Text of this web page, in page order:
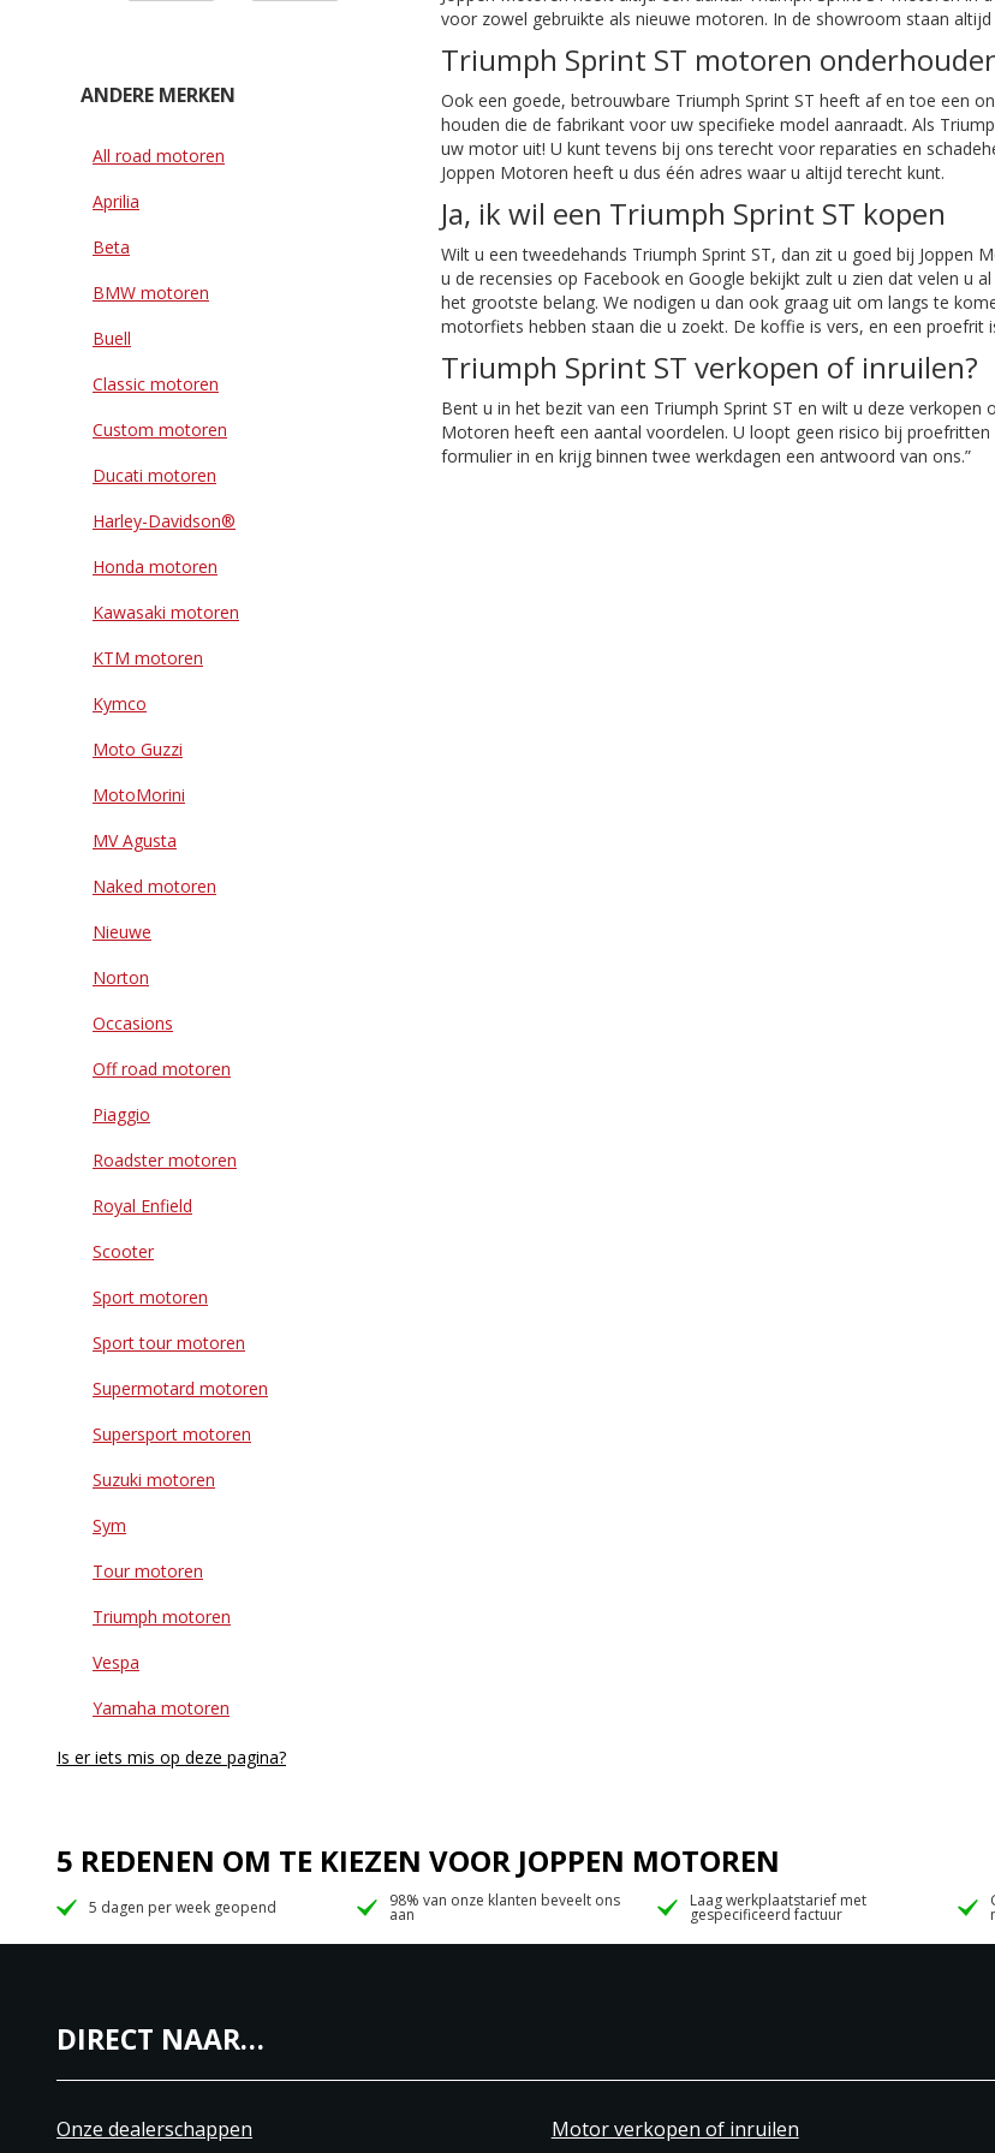
voor zowel gebruikte als nieuwe motoren. In de showroom staan
Triumph Sprint ST motoren
Ook een goede, betrouwbare Triumph Sprint ST heeft af en toe een
houden die de fabrikant voor uw specifieke model aanraadt. Als
uw motor uit! U kunt tevens bij ons terecht voor reparaties en
Joppen Motoren heeft u dus één adres waar u altijd terecht kunt.
Ja, ik wil een Triumph Sprint ST kopen
Wilt u een tweedehands Triumph Sprint ST, dan zit u goed bij
u de recensies op Facebook en Google bekijkt zult u zien dat velen u
het grootste belang. We nodigen u dan ook graag uit om langs te
motorfiets hebben staan die u zoekt. De koffie is vers, en een proefrit
Triumph Sprint ST verkopen of inruilen?
Bent u in het bezit van een Triumph Sprint ST en wilt u deze
Motoren heeft een aantal voordelen. U loopt geen risico bij
formulier in en krijg binnen twee werkdagen een antwoord van ons.”
ANDERE MERKEN
All road motoren
Aprilia
Beta
BMW motoren
Buell
Classic motoren
Custom motoren
Ducati motoren
Harley-Davidson®
Honda motoren
Kawasaki motoren
KTM motoren
Kymco
Moto Guzzi
MotoMorini
MV Agusta
Naked motoren
Nieuwe
Norton
Occasions
Off road motoren
Piaggio
Roadster motoren
Royal Enfield
Scooter
Sport motoren
Sport tour motoren
Supermotard motoren
Supersport motoren
Suzuki motoren
Sym
Tour motoren
Triumph motoren
Vespa
Yamaha motoren
Is er iets mis op deze pagina?
5 REDENEN OM TE KIEZEN VOOR JOPPEN MOTOREN
5 dagen per week geopend 98% van onze klanten beveelt ons
aan
Laag werkplaatstarief met
gespecificeerd factuur
DIRECT NAAR…
Onze dealerschappen Motor verkopen of inruilen